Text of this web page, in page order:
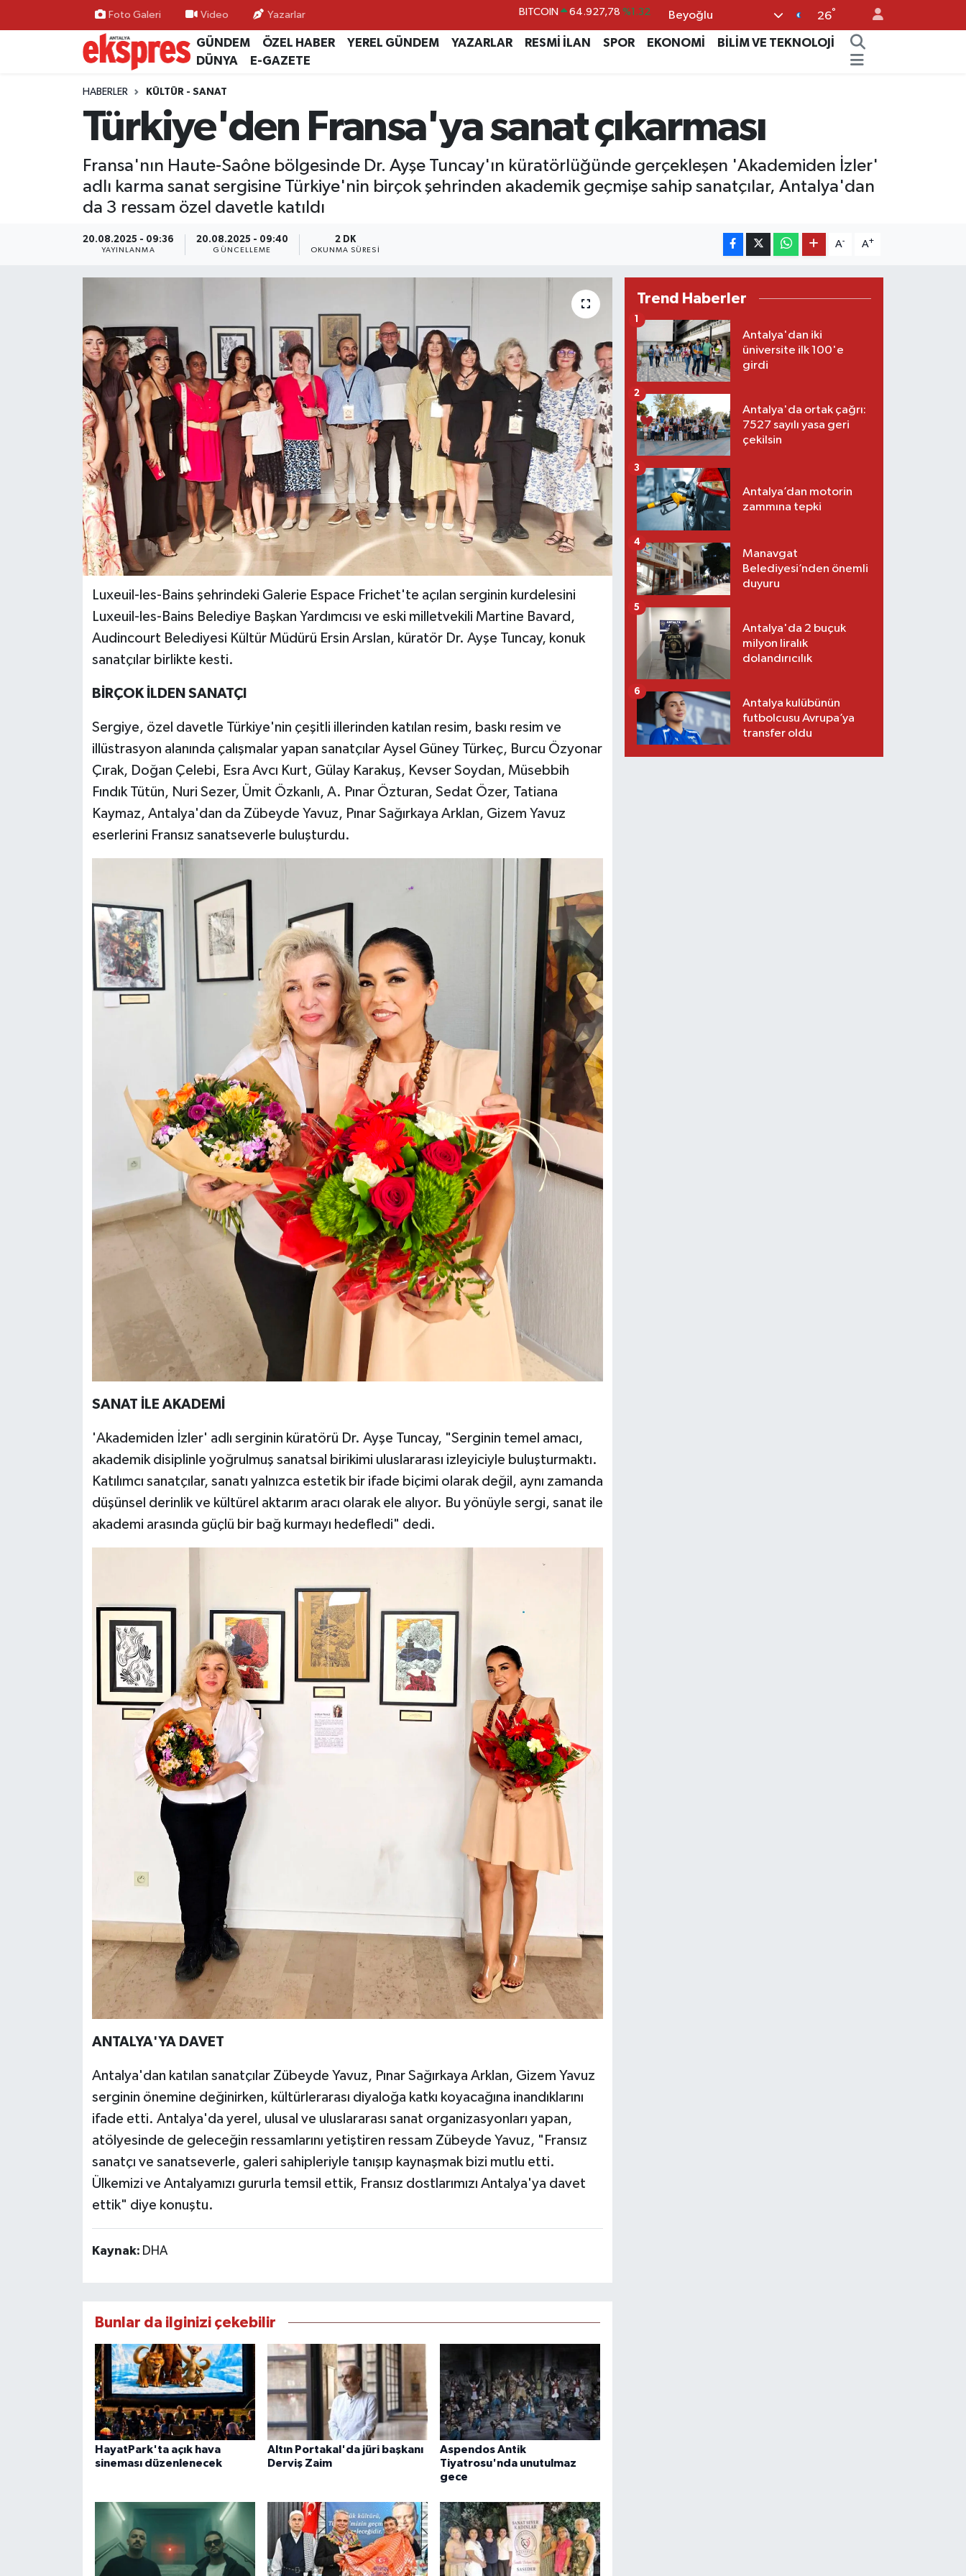
Foto Galeri Video Yazarlar DOLAR 47,5971 %0.05
EURO 55,1336 %0.18
BİST100 13.703 %11
BITCOIN 64.927,78
Beyoğlu 26°
GÜNDEM ÖZEL HABER YEREL GÜNDEM YAZARLAR RESMİ İLAN SPOR EKONOMİ
BİLİM VE TEKNOLOJİ
DÜNYA
E-GAZETE
HABERLER KÜLTÜR - SANAT
Türkiye'den Fransa'ya sanat çıkarması
Fransa'nın Haute-Saône bölgesinde Dr. Ayşe Tuncay'ın küratörlüğünde gerçekleşen 'Akademiden İzler'
adlı karma sanat sergisine Türkiye'nin birçok şehrinden akademik geçmişe sahip sanatçılar, Antalya'dan
da 3 ressam özel davetle katıldı
20.08.2025 - 09:36
YAYINLANMA
20.08.2025 - 09:40
GÜNCELLEME
2 DK
OKUNMA SÜRESI
A- A+
Luxeuil-les-Bains şehrindeki Galerie Espace Frichet'te açılan serginin kurdelesini
Luxeuil-les-Bains Belediye Başkan Yardımcısı ve eski milletvekili Martine Bavard,
Audincourt Belediyesi Kültür Müdürü Ersin Arslan, küratör Dr. Ayşe Tuncay, konuk
sanatçılar birlikte kesti.
BİRÇOK İLDEN SANATÇI
Sergiye, özel davetle Türkiye'nin çeşitli illerinden katılan resim, baskı resim ve
illüstrasyon alanında çalışmalar yapan sanatçılar Aysel Güney Türkeç, Burcu Özyonar
Çırak, Doğan Çelebi, Esra Avcı Kurt, Gülay Karakuş, Kevser Soydan, Müsebbih
Fındık Tütün, Nuri Sezer, Ümit Özkanlı, A. Pınar Özturan, Sedat Özer, Tatiana
Kaymaz, Antalya'dan da Zübeyde Yavuz, Pınar Sağırkaya Arklan, Gizem Yavuz
eserlerini Fransız sanatseverle buluşturdu.
SANAT İLE AKADEMİ
'Akademiden İzler' adlı serginin küratörü Dr. Ayşe Tuncay, "Serginin temel amacı,
akademik disiplinle yoğrulmuş sanatsal birikimi uluslararası izleyiciyle buluşturmaktı.
Katılımcı sanatçılar, sanatı yalnızca estetik bir ifade biçimi olarak değil, aynı zamanda
düşünsel derinlik ve kültürel aktarım aracı olarak ele alıyor. Bu yönüyle sergi, sanat ile
akademi arasında güçlü bir bağ kurmayı hedefledi" dedi.
ANTALYA'YA DAVET
Antalya'dan katılan sanatçılar Zübeyde Yavuz, Pınar Sağırkaya Arklan, Gizem Yavuz
serginin önemine değinirken, kültürlerarası diyaloğa katkı koyacağına inandıklarını
ifade etti. Antalya'da yerel, ulusal ve uluslararası sanat organizasyonları yapan,
atölyesinde de geleceğin ressamlarını yetiştiren ressam Zübeyde Yavuz, "Fransız
sanatçı ve sanatseverle, galeri sahipleriyle tanışıp kaynaşmak bizi mutlu etti.
Ülkemizi ve Antalyamızı gururla temsil ettik, Fransız dostlarımızı Antalya'ya davet
ettik" diye konuştu.
Kaynak: DHA
Bunlar da ilginizi çekebilir
HayatPark'ta açık hava
sineması düzenlenecek
Altın Portakal'da jüri başkanı
Derviş Zaim
Aspendos Antik
Tiyatrosu'nda unutulmaz
gece
Trend Haberler
Antalya'dan iki
üniversite ilk 100'e
girdi
1
Antalya'da ortak çağrı:
7527 sayılı yasa geri
çekilsin
2
Antalya’dan motorin
zammına tepki
3
Manavgat
Belediyesi’nden önemli
duyuru
4
Antalya'da 2 buçuk
milyon liralık
dolandırıcılık
5
Antalya kulübünün
futbolcusu Avrupa’ya
transfer oldu
6
ÖZEL HABER
GÜNDEM
EKONOMİ
KÜLTÜR - SANAT
EĞİTİM
TURİZM
RÖPORTAJ
VİDEO HABERLER
YAZARLAR
RESMİ İLAN
Nöbetçi Eczaneler
Hava Durumu
Süper Lig Puan Durumu ve Fikstür
Tüm Manşetler
Son Dakika Haberleri